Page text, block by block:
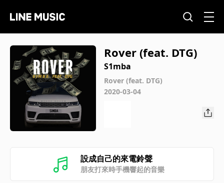
Rover (feat. DTG)
S1mba
Rover (feat. DTG)
2020-03-04
設成自己的來電鈴聲
朋友打來時手機響起的音樂